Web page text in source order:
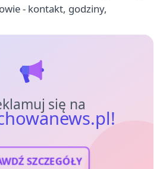
- kontakt, godziny,
się na
SZCZEGÓŁY